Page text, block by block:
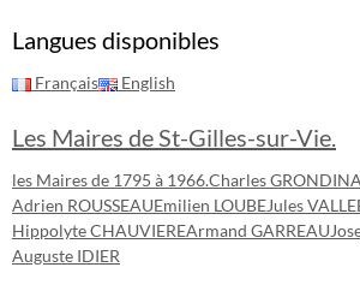
Langues disponibles
Français English
Les Maires de St-Gilles-sur-Vie.
les Maires de 1795 à 1966.Charles GRONDIN
Adrien ROUSSEAUEmilien LOUBEJules
Hippolyte CHAUVIEREArmand GARREAU
Auguste IDIER